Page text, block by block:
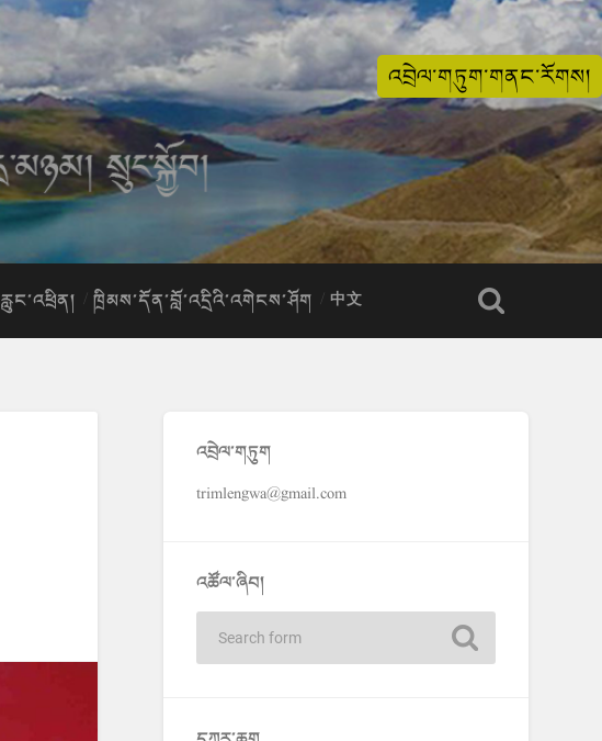
འབྲེལ་གཏུག་གནང་རོགས།
རླུང་འཕྲིན། ཁྲིམས་དོན་བློ་འདྲིའི་འགེངས་ཤོག 中文
འབྲེལ་གཏུག
trimlengwa@gmail.com
འཚོལ་ཞིབ།